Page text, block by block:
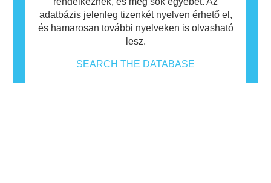
adatbázis jelenleg tizenkét nyelven érhető el,
és hamarosan további nyelveken is olvasható
lesz.
SEARCH THE DATABASE